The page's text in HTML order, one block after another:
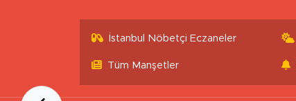
İstanbul Nöbetçi Eczaneler
Tüm Manşetler